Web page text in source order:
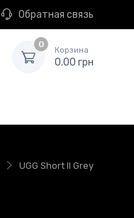
Обратная связь
0
Корзина
0.00 грн
UGG Short II Grey